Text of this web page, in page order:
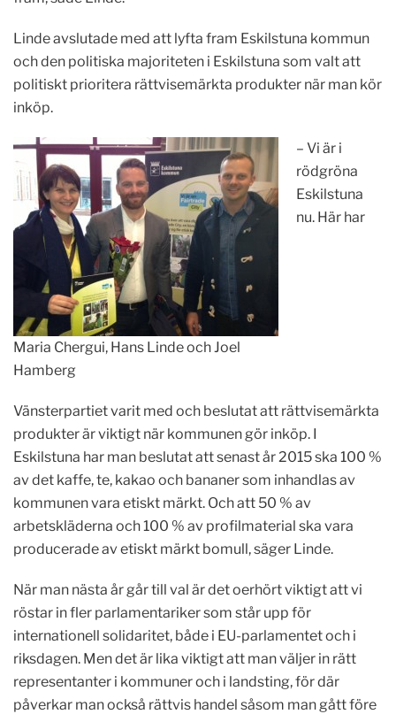
Linde avslutade med att lyfta fram Eskilstuna kommun
och den politiska majoriteten i Eskilstuna som valt att
politiskt prioritera rättvisemärkta produkter när man kör
inköp.
Maria Chergui, Hans Linde och Joel
Hamberg
– Vi är i
rödgröna
Eskilstuna
nu. Här har
Vänsterpartiet varit med och beslutat att rättvisemärkta
produkter är viktigt när kommunen gör inköp. I
Eskilstuna har man beslutat att senast år 2015 ska 100 %
av det kaffe, te, kakao och bananer som inhandlas av
kommunen vara etiskt märkt. Och att 50 % av
arbetskläderna och 100 % av profilmaterial ska vara
producerade av etiskt märkt bomull, säger Linde.
När man nästa år går till val är det oerhört viktigt att vi
röstar in fler parlamentariker som står upp för
internationell solidaritet, både i EU-parlamentet och i
riksdagen. Men det är lika viktigt att man väljer in rätt
representanter i kommuner och i landsting, för där
påverkar man också rättvis handel såsom man gått före